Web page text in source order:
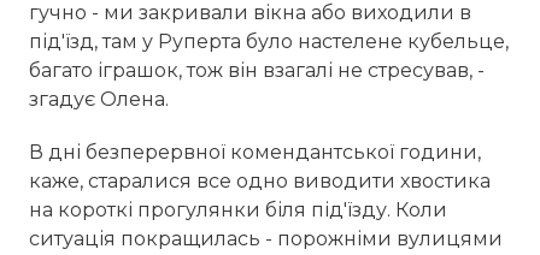
гучно - ми закривали вікна або виходили в
під'їзд, там у Руперта було настелене кубельце,
багато іграшок, тож він взагалі не стресував, -
згадує Олена.
В дні безперервної комендантської години,
каже, старалися все одно виводити хвостика
на короткі прогулянки біля під'їзду. Коли
ситуація покращилась - порожніми вулицями